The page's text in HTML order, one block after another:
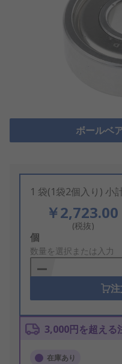
ボールベ
1 袋(1袋2個入り) 小
￥2,723.00
(税抜)
Add
to
Basket
個
数量を選択または入力
3,000円を超える
在庫あり